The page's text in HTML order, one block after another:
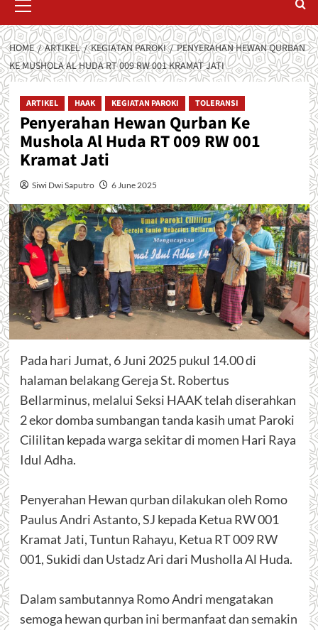
Menu
HOME ARTIKEL KEGIATAN PAROKI
PENYERAHAN HEWAN QURBAN
KE MUSHOLA AL HUDA RT 009 RW 001 KRAMAT JATI
ARTIKEL HAAK KEGIATAN PAROKI TOLERANSI
Penyerahan Hewan Qurban Ke
Mushola Al Huda RT 009 RW 001
Kramat Jati
Siwi Dwi Saputro 6 June 2025
Pada hari Jumat, 6 Juni 2025 pukul 14.00 di
halaman belakang Gereja St. Robertus
Bellarminus, melalui Seksi HAAK telah diserahkan
2 ekor domba sumbangan tanda kasih umat Paroki
Cililitan kepada warga sekitar di momen Hari Raya
Idul Adha.
Penyerahan Hewan qurban dilakukan oleh Romo
Paulus Andri Astanto, SJ kepada Ketua RW 001
Kramat Jati, Tuntun Rahayu, Ketua RT 009 RW
001, Sukidi dan Ustadz Ari dari Musholla Al Huda.
Dalam sambutannya Romo Andri mengatakan
semoga hewan qurban ini bermanfaat dan semakin